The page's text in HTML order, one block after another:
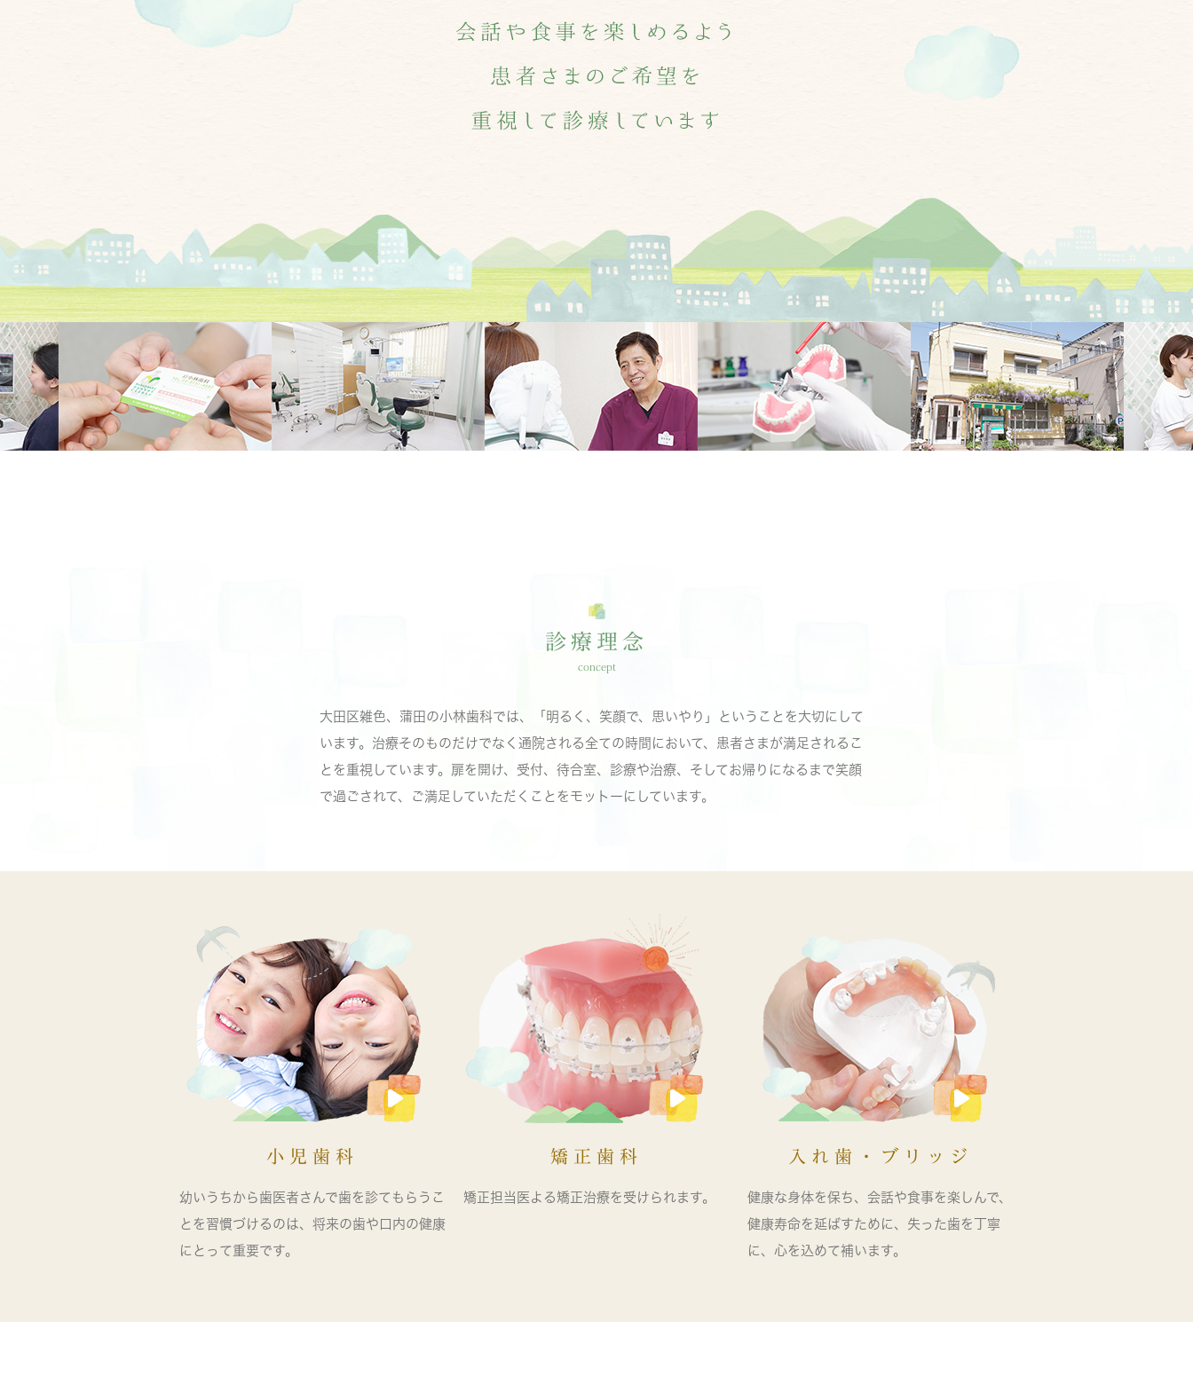
診療理念
concept
大田区雑色、蒲田の小林歯科では、「明るく、笑顔で、思いやり」ということを大切にして
います。治療そのものだけでなく通院される全ての時間において、患者さまが満足されるこ
とを重視しています。扉を開け、受付、待合室、診療や治療、そしてお帰りになるまで笑顔
で過ごされて、ご満足していただくことをモットーにしています。
小児歯科
幼いうちから歯医者さんで歯を診てもらうこ
とを習慣づけるのは、将来の歯や口内の健康
にとって重要です。
矯正歯科
矯正担当医よる矯正治療を受けられます。
入れ歯・ブリッジ
健康な身体を保ち、会話や食事を楽しんで、
健康寿命を延ばすために、失った歯を丁寧
に、心を込めて補います。